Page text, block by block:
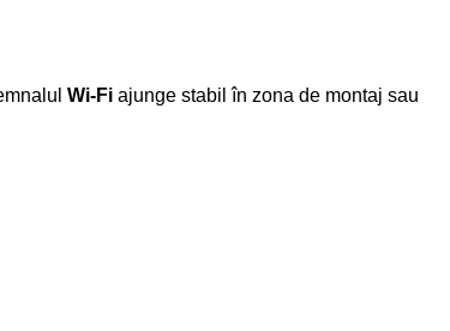
Wi-Fi ajunge stabil în zona de montaj sau